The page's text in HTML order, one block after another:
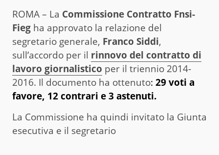
ROMA – La Commissione Contratto Fnsi-
Fieg ha approvato la relazione del
segretario generale, Franco Siddi,
sull’accordo per il rinnovo del contratto di
lavoro giornalistico per il triennio 2014-
2016. Il documento ha ottenuto: 29 voti a
favore, 12 contrari e 3 astenuti.
La Commissione ha quindi invitato la Giunta
esecutiva e il segretario